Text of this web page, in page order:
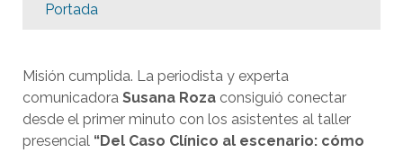
Portada
Misión cumplida. La periodista y experta
comunicadora Susana Roza consiguió conectar
desde el primer minuto con los asistentes al taller
presencial “Del Caso Clínico al escenario: cómo